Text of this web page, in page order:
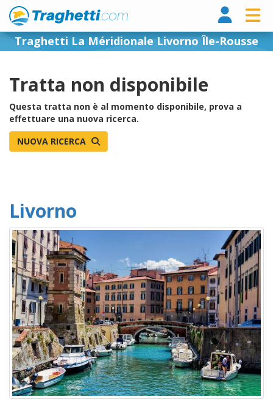
Traghetti La Méridionale Livorno Île-Rousse
Tratta non disponibile
Questa tratta non è al momento disponibile, prova a
effettuare una nuova ricerca.
NUOVA RICERCA
Livorno